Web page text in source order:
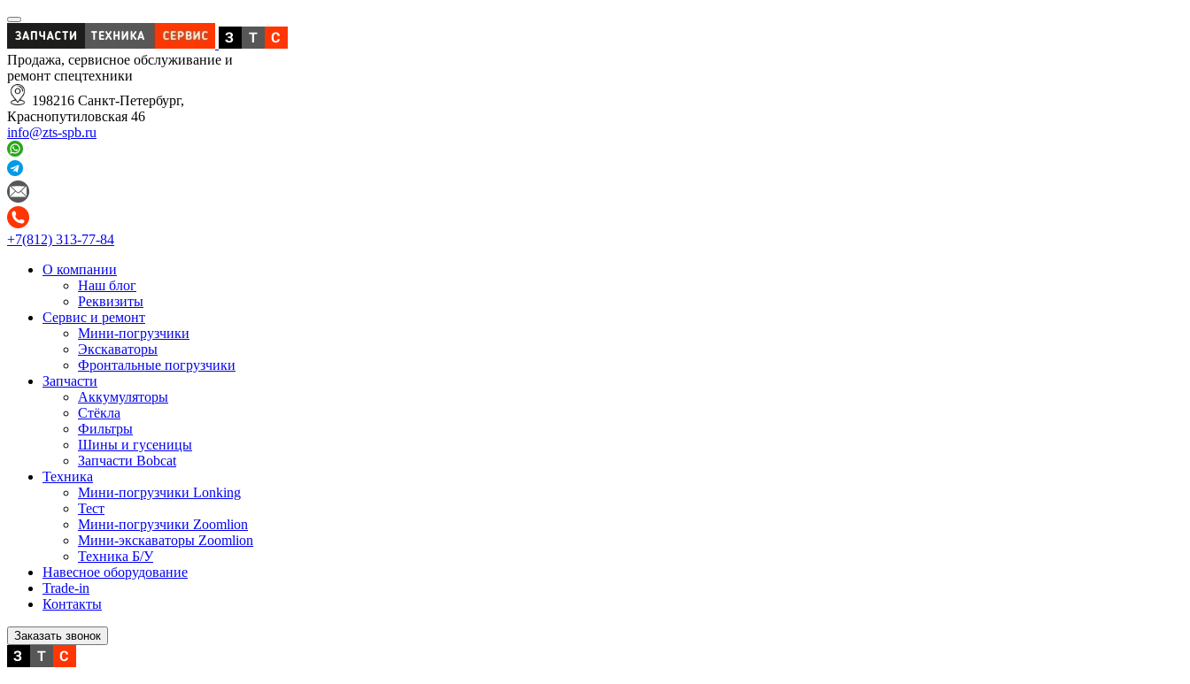
Продажа, сервисное обслуживание и
ремонт спецтехники
198216 Санкт-Петербург,
Краснопутиловская 46
info@zts-spb.ru
+7(812) 313-77-84
О компании
Наш блог
Реквизиты
Сервис и ремонт
Мини-погрузчики
Экскаваторы
Фронтальные погрузчики
Запчасти
Аккумуляторы
Стёкла
Фильтры
Шины и гусеницы
Запчасти Bobcat
Техника
Мини-погрузчики Lonking
Тест
Мини-погрузчики Zoomlion
Мини-экскаваторы Zoomlion
Техника Б/У
Навесное оборудование
Trade-in
Контакты
Заказать звонок